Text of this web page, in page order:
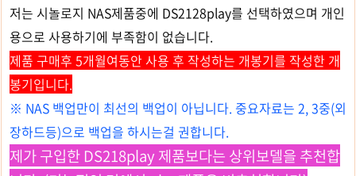
저는 시놀로지 NAS제품중에 DS2128play를 선택하였으며 개인
용으로 사용하기에 부족함이 없습니다.
제품 구매후 5개월여동안 사용 후 작성하는 개봉기를 작성한 개
봉기입니다.
※ NAS 백업만이 최선의 백업이 아닙니다. 중요자료는 2, 3중(외
장하드등)으로 백업을 하시는걸 권합니다.
제가 구입한 DS218play 제품보다는 상위보델을 추천합